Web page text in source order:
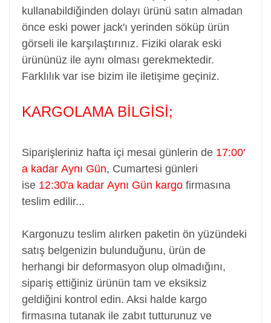
kullanabildiğinden dolayı ürünü satın almadan
önce eski power jack'ı yerinden söküp ürün
görseli ile karşılaştırınız. Fiziki olarak eski
ürününüz ile aynı olması gerekmektedir.
Farklılık var ise bizim ile iletişime geçiniz.
KARGOLAMA BİLGİSİ;
Siparişleriniz hafta içi mesai günlerin de 17:00'
a kadar Aynı Gün, Cumartesi günleri
ise 12:30'a kadar Aynı Gün kargo firmasına
teslim edilir...
Kargonuzu teslim alırken paketin ön yüzündeki
satış belgenizin bulunduğunu, ürün de
herhangi bir deformasyon olup olmadığını,
sipariş ettiğiniz ürünün tam ve eksiksiz
geldiğini kontrol edin. Aksi halde kargo
firmasına tutanak ile zabıt tutturunuz ve